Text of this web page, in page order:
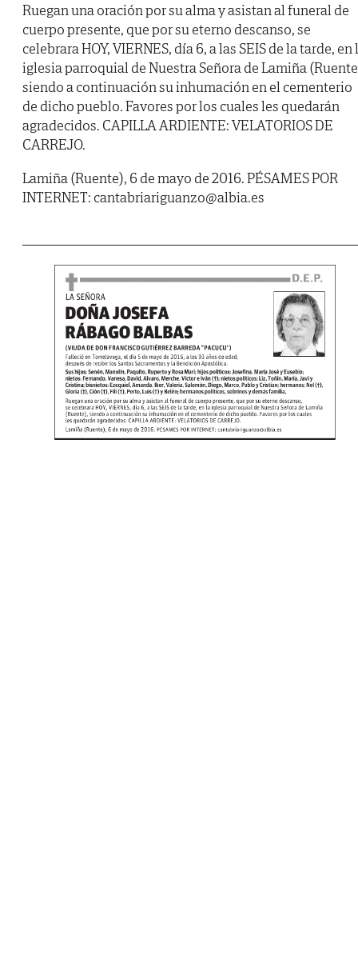
Ruegan una oración por su alma y asistan al funeral de
cuerpo presente, que por su eterno descanso, se
celebrara HOY, VIERNES, día 6, a las SEIS de la tarde, en
iglesia parroquial de Nuestra Señora de Lamiña
siendo a continuación su inhumación en el cementerio
de dicho pueblo. Favores por los cuales les quedarán
agradecidos. CAPILLA ARDIENTE: VELATORIOS DE
CARREJO.
Lamiña (Ruente), 6 de mayo de 2016. PÉSAMES POR
INTERNET: cantabriariguanzo@albia.es